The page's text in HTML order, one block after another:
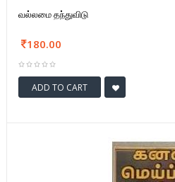
வல்லமை தந்துவிடு
180.00
ADD TO CART